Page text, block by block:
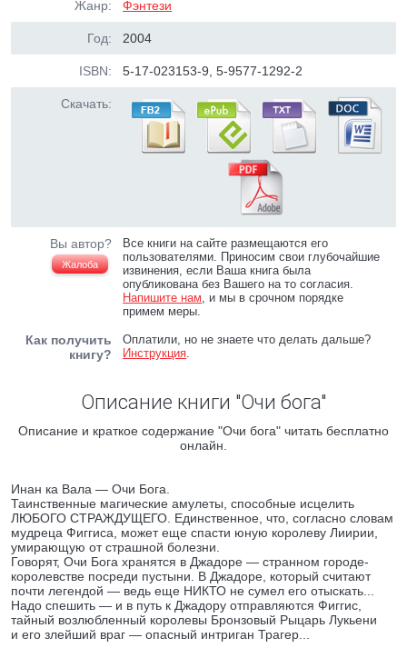
Жанр: Фэнтези
Год: 2004
ISBN: 5-17-023153-9, 5-9577-1292-2
Скачать:
Вы автор?
Жалоба
Все книги на сайте размещаются его
пользователями. Приносим свои глубочайшие
извинения, если Ваша книга была
опубликована без Вашего на то согласия.
Напишите нам, и мы в срочном порядке
примем меры.
Как получить
книгу?
Оплатили, но не знаете что делать дальше?
Инструкция.
Описание книги "Очи бога"
Описание и краткое содержание "Очи бога" читать бесплатно
онлайн.
Инан ка Вала — Очи Бога.
Таинственные магические амулеты, способные исцелить
ЛЮБОГО СТРАЖДУЩЕГО. Единственное, что, согласно словам
мудреца Фиггиса, может еще спасти юную королеву Лиирии,
умирающую от страшной болезни.
Говорят, Очи Бога хранятся в Джадоре — странном городе-
королевстве посреди пустыни. В Джадоре, который считают
почти легендой — ведь еще НИКТО не сумел его отыскать...
Надо спешить — и в путь к Джадору отправляются Фиггис,
тайный возлюбленный королевы Бронзовый Рыцарь Лукьени
и его злейший враг — опасный интриган Трагер...